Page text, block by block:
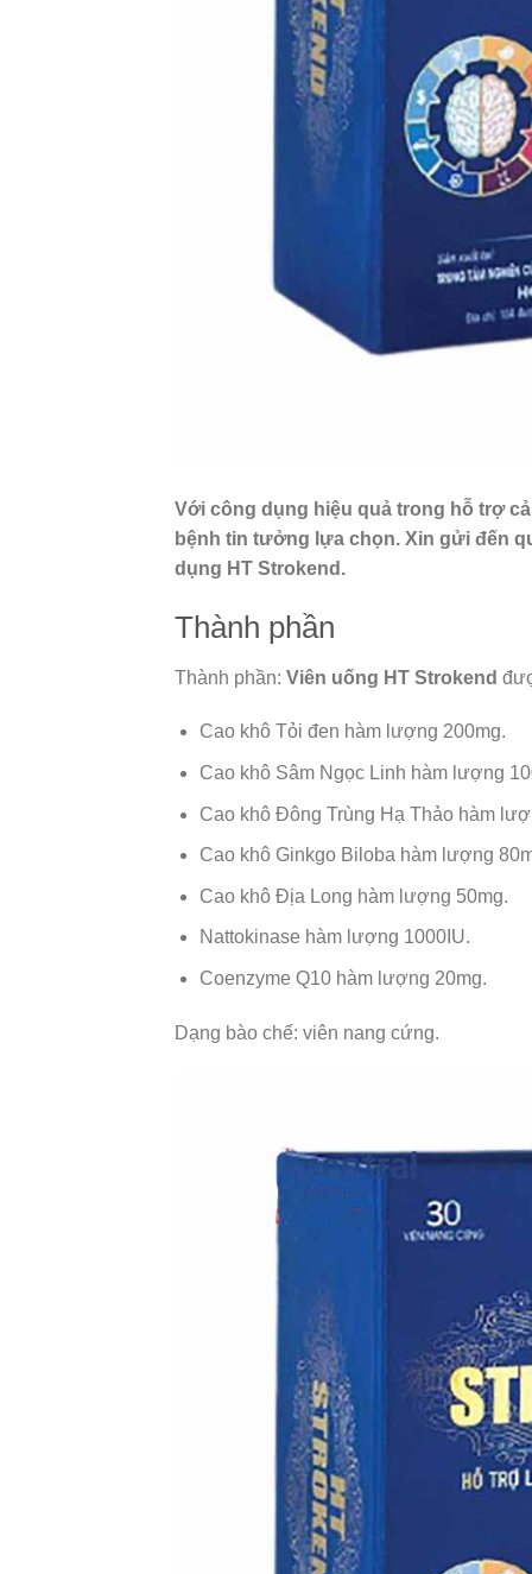
Với công dụng hiệu quả trong hỗ trợ
bệnh tin tưởng lựa chọn. Xin gửi đến
dụng HT Strokend.
Thành phần
Thành phần: Viên uống HT Strokend
Cao khô Tỏi đen hàm lượng 200mg.
Cao khô Sâm Ngọc Linh hàm lượng
Cao khô Đông Trùng Hạ Thảo hàm
Cao khô Ginkgo Biloba hàm lượng
Cao khô Địa Long hàm lượng 50mg.
Nattokinase hàm lượng 1000IU.
Coenzyme Q10 hàm lượng 20mg.
Dạng bào chế: viên nang cứng.